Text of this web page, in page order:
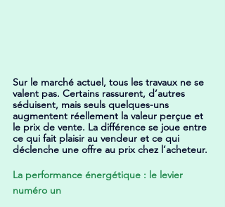
Sur le marché actuel, tous les travaux ne se
valent pas. Certains rassurent, d’autres
séduisent, mais seuls quelques-uns
augmentent réellement la valeur perçue et
le prix de vente. La différence se joue entre
ce qui fait plaisir au vendeur et ce qui
déclenche une offre au prix chez l’acheteur.
La performance énergétique : le levier
numéro un